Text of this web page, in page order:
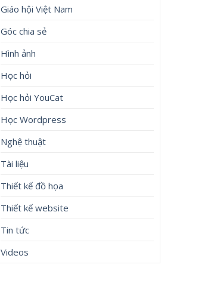
Giáo hội Việt Nam
Góc chia sẻ
Hình ảnh
Học hỏi
Học hỏi YouCat
Học Wordpress
Nghệ thuật
Tài liệu
Thiết kế đồ họa
Thiết kế website
Tin tức
Videos